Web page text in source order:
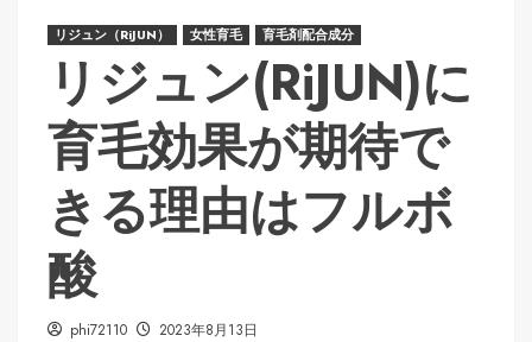
リジュン（RiJUN） 女性育毛 育毛剤配合成分
リジュン(RiJUN)に
育毛効果が期待で
きる理由はフルボ
酸
phi72110 2023年8月13日